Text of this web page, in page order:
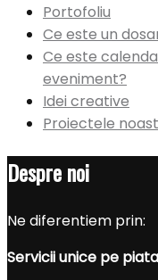
Portofoliu
Ce este un
Ce este
eveniment?
Idei creative
Proiectele
Despre noi
Ne diferentiem prin:
Serviciiunice pe piata